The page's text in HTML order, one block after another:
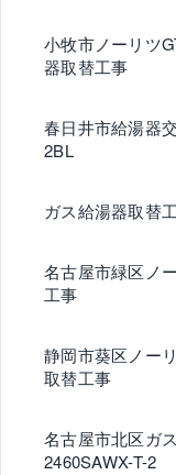
小牧市ノーリツ
器取替工事
春日井市給湯器
2BL
ガス給湯器取替
名古屋市緑区ノ
工事
静岡市葵区ノー
取替工事
名古屋市北区ガ
2460SAWX-T-2